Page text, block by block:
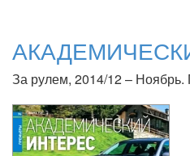
За рулем, 2014/12 – Ноябрь.